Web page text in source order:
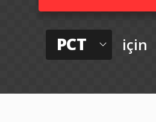
PCT için